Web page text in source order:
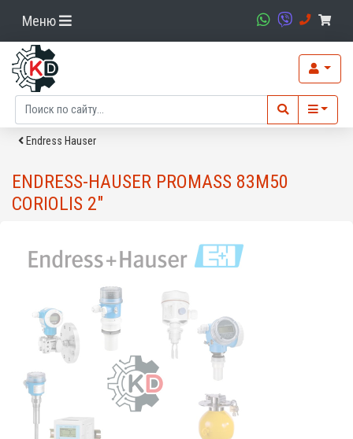
Меню
Endress Hauser
ENDRESS-HAUSER PROMASS 83M50
CORIOLIS 2"